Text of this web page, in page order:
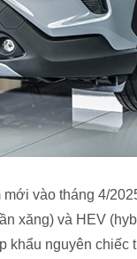
vào tháng 4/
xăng) và HEV
khẩu nguyên chiếc